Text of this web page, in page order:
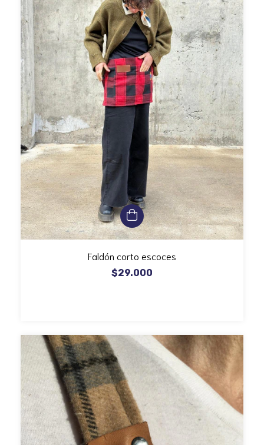
Faldón corto escoces
$29.000